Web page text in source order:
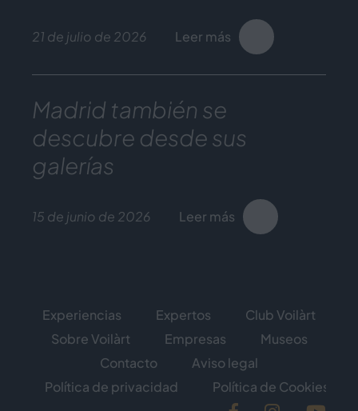
21 de julio de 2026 Leer más
Madrid también se
descubre desde sus
galerías
15 de junio de 2026 Leer más
Experiencias Expertos
Club Voilàrt
Sobre Voilàrt
Empresas
Museos
Contacto
Aviso legal
Política de privacidad
Política de Cookies